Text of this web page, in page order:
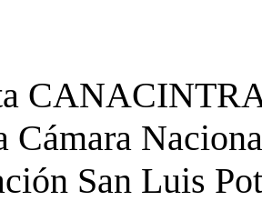
Cámara
San Luis